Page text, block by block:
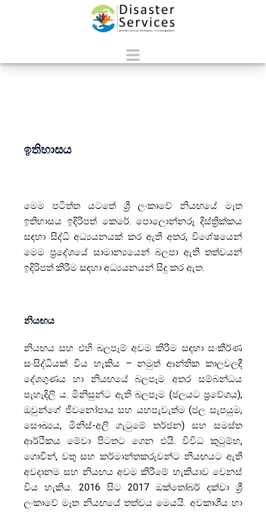
ඉතිහාසය
මෙම පටිත්ත යටතේ ශ්‍රී ලංකාවේ නියඟයේ මෑත
ඉතිහාසය ඉදිරිපත් කෙරේ. පොලොන්නරූ දිස්ත්‍රික්කය
සඳහා සිද්ධි අධ්‍යයනයක් කර ඇති අතර, විශේෂයෙන්
මෙම ප්‍රදේශයේ සාමාන්‍යයෙන් බලපා ඇති තත්වයන්
ඉදිරිපත් කිරීම සඳහා අධ්‍යයනයන් සිදු කර ඇත.
නියඟය
නියඟය සහ එහි බලපෑම් අවම කිරීම සඳහා සංකීර්ණ
සංසිද්ධියක් විය හැකිය – නමුත් ආන්තික කාලවලදී
දේශගුණය හා නියඟයේ බලපෑම අතර සම්බන්ධය
පැහැදිලි ය. මිනිසුන්ට ඇති බලපෑම (ජලයට ප්‍රවේශය),
ඔවුන්ගේ ජීවනෝපාය සහ යහපැවැත්ම (ජල සැපයුම,
සෞඛ්‍යය, මිනිස්-අලි ගැටුමේ තර්ජන) සහ සමස්ත
ආර්ථිකය මේවා පිටතට ගෙන එයි. විවිධ කුටුම්භ,
ගොවීන්, වතු සහ කර්මාන්තකරුවන්ට නියඟයට ඇති
අවදානම සහ නියඟය අවම කිරීමේ හැකියාව වෙනස්
විය හැකිය. 2016 සිට 2017 ඔක්තෝබර් දක්වා ශ්‍රී
ලංකාවේ මෑත නියඟයේ තත්වය මෙයයි. අවකාශීය හා